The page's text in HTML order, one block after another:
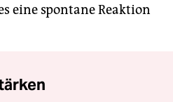
eine spontane Reaktion